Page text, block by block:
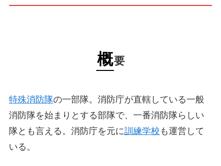
概要
特殊消防隊の一部隊。消防庁が直轄している一般
消防隊を始まりとする部隊で、一番消防隊らしい
隊とも言える。消防庁を元に訓練学校 も運営して
いる。